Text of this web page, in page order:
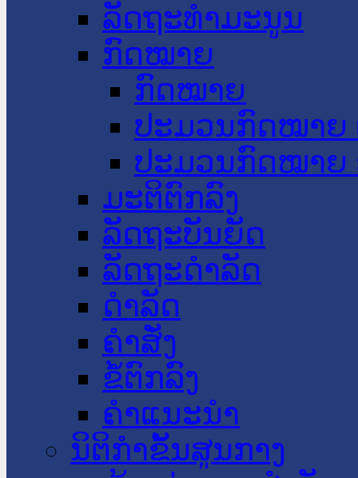
ລັດຖະທໍາມະນູນ
ກົດໝາຍ
ກົດໝາຍ
ປະມວນກົດໝາຍ
ປະມວນກົດໝາຍ
ມະຕິຕົກລົງ
ລັດຖະບັນຍັດ
ລັດຖະດໍາລັດ
ດໍາລັດ
ຄໍາສັ່ງ
ຂໍ້ຕົກລົງ
ຄໍາແນະນໍາ
ນິຕິກຳຂັ້ນສູນກາງ